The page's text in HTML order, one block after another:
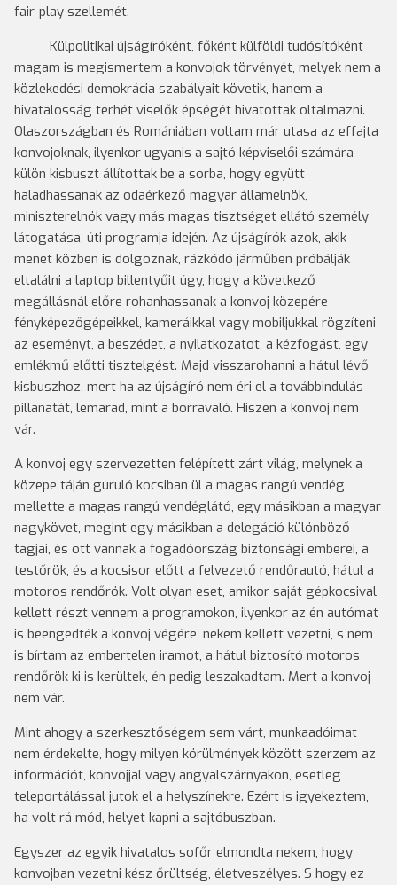
fair-play szellemét.
Külpolitikai újságíróként, főként külföldi tudósítóként
magam is megismertem a konvojok törvényét, melyek nem a
közlekedési demokrácia szabályait követik, hanem a
hivatalosság terhét viselők épségét hivatottak oltalmazni.
Olaszországban és Romániában voltam már utasa az effajta
konvojoknak, ilyenkor ugyanis a sajtó képviselői számára
külön kisbuszt állítottak be a sorba, hogy együtt
haladhassanak az odaérkező magyar államelnök,
miniszterelnök vagy más magas tisztséget ellátó személy
látogatása, úti programja idején. Az újságírók azok, akik
menet közben is dolgoznak, rázkódó járműben próbálják
eltalálni a laptop billentyűit úgy, hogy a következő
megállásnál előre rohanhassanak a konvoj közepére
fényképezőgépeikkel, kameráikkal vagy mobiljukkal rögzíteni
az eseményt, a beszédet, a nyilatkozatot, a kézfogást, egy
emlékmű előtti tisztelgést. Majd visszarohanni a hátul lévő
kisbuszhoz, mert ha az újságíró nem éri el a továbbindulás
pillanatát, lemarad, mint a borravaló. Hiszen a konvoj nem
vár.
A konvoj egy szervezetten felépített zárt világ, melynek a
közepe táján guruló kocsiban ül a magas rangú vendég,
mellette a magas rangú vendéglátó, egy másikban a magyar
nagykövet, megint egy másikban a delegáció különböző
tagjai, és ott vannak a fogadóország biztonsági emberei, a
testőrök, és a kocsisor előtt a felvezető rendőrautó, hátul a
motoros rendőrök. Volt olyan eset, amikor saját gépkocsival
kellett részt vennem a programokon, ilyenkor az én autómat
is beengedték a konvoj végére, nekem kellett vezetni, s nem
is bírtam az embertelen iramot, a hátul biztosító motoros
rendőrök ki is kerültek, én pedig leszakadtam. Mert a konvoj
nem vár.
Mint ahogy a szerkesztőségem sem várt, munkaadóimat
nem érdekelte, hogy milyen körülmények között szerzem az
információt, konvojjal vagy angyalszárnyakon, esetleg
teleportálással jutok el a helyszínekre. Ezért is igyekeztem,
ha volt rá mód, helyet kapni a sajtóbuszban.
Egyszer az egyik hivatalos sofőr elmondta nekem, hogy
konvojban vezetni kész őrültség, életveszélyes. S hogy ez